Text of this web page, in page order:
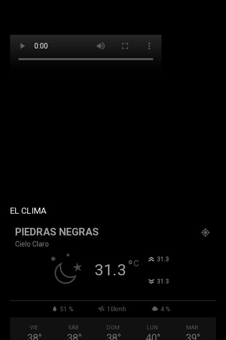
EL CLIMA
PIEDRAS NEGRAS
Cielo Claro
31.3 °C 31.3
31.3
51 % 10kmh 4 %
VIE SÁB DOM LUN MAR